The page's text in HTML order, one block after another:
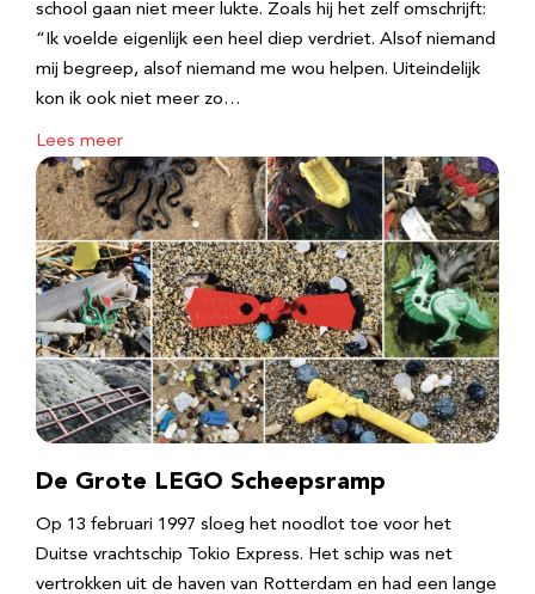
school gaan niet meer lukte. Zoals hij het zelf omschrijft:
“Ik voelde eigenlijk een heel diep verdriet. Alsof niemand
mij begreep, alsof niemand me wou helpen. Uiteindelijk
kon ik ook niet meer zo…
Lees meer
De Grote LEGO Scheepsramp
Op 13 februari 1997 sloeg het noodlot toe voor het
Duitse vrachtschip Tokio Express. Het schip was net
vertrokken uit de haven van Rotterdam en had een lange